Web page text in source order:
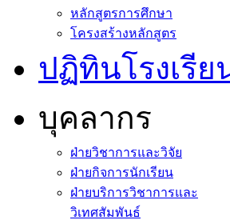
หลักสูตรการศึกษา
โครงสร้างหลักสูตร
ปฏิทินโรงเรีย
บุคลากร
ฝ่ายวิชาการและวิจัย
ฝ่ายกิจการนักเรียน
ฝ่ายบริการวิชาการและ
วิเทศสัมพันธ์